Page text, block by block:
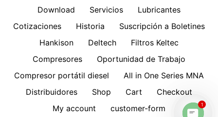
Download
Servicios
Lubricantes
Cotizaciones
Historia
Suscripción a Boletines
Hankison
Deltech
Filtros Keltec
Compresores
Oportunidad de Trabajo
Compresor portátil diesel
All in One Series MNA
Distribuidores
Shop Cart
Checkout
My account
customer-form 1